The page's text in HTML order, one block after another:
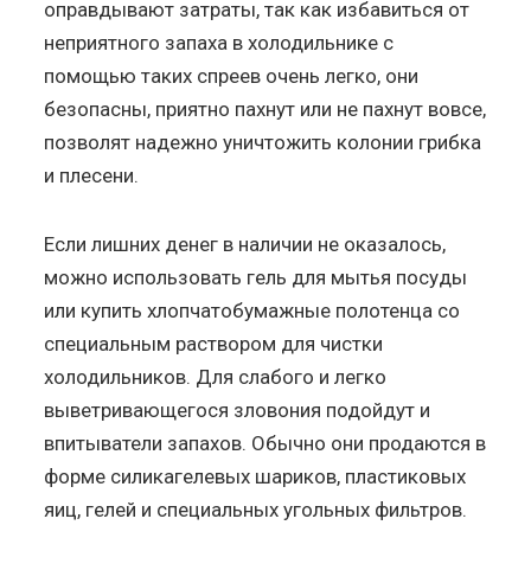
оправдывают затраты, так как избавиться от
неприятного запаха в холодильнике с
помощью таких спреев очень легко, они
безопасны, приятно пахнут или не пахнут вовсе,
позволят надежно уничтожить колонии грибка
и плесени.
Если лишних денег в наличии не оказалось,
можно использовать гель для мытья посуды
или купить хлопчатобумажные полотенца со
специальным раствором для чистки
холодильников. Для слабого и легко
выветривающегося зловония подойдут и
впитыватели запахов. Обычно они продаются в
форме силикагелевых шариков, пластиковых
яиц, гелей и специальных угольных фильтров.